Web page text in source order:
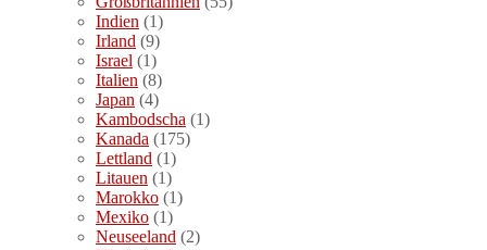
Indien (1)
Irland (9)
Israel (1)
Italien (8)
Japan (4)
Kambodscha (1)
Kanada (175)
Lettland (1)
Litauen (1)
Marokko (1)
Mexiko (1)
Neuseeland (2)